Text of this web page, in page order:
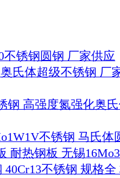
不锈钢圆钢 厂家供应
氏体超级不锈钢 厂
钢 高强度氮强化奥
不锈钢 马氏体
耐热钢板 无锡
40Cr13不锈钢 规格全